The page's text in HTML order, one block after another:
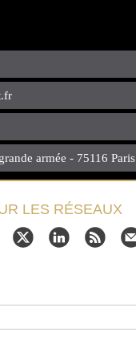
armée - 75116 Paris
LES RÉSEAUX